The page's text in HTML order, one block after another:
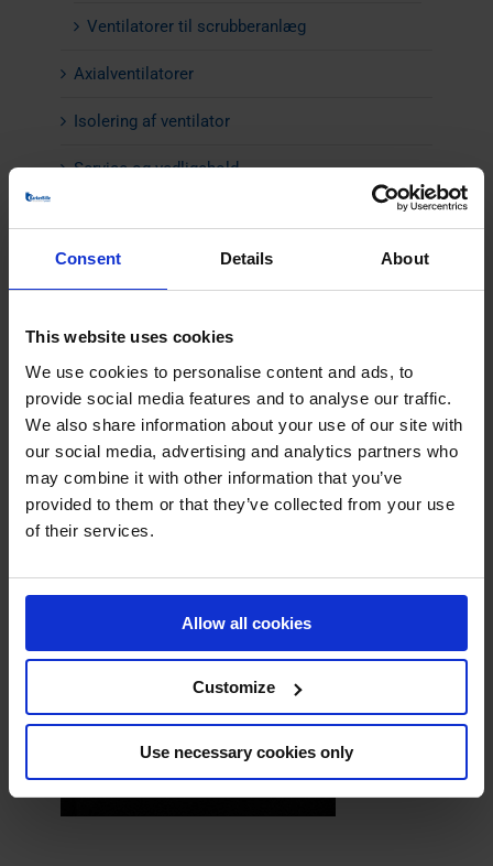
Consent Details About
This website uses cookies
We use cookies to personalise content and ads, to
provide social media features and to analyse our traffic.
We also share information about your use of our site with
our social media, advertising and analytics partners who
may combine it with other information that you’ve
provided to them or that they’ve collected from your use
of their services.
Allow all cookies
Customize
Use necessary cookies only
Ventilatorer til scrubberanlæg
Axialventilatorer
Isolering af ventilator
Service og vedligehold
Flowregulering
KONTAKT